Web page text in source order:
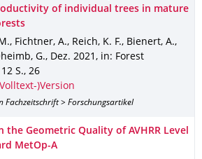
of individual trees in mature
Fichtner, A., Reich, K. F., Bienert, A.,
G., Dez. 2021 , in: Forest
12 S., 26
)Version
Fachzeitschrift > Forschungsartikel
the Geometric Quality of AVHRR Level
MetOp-A